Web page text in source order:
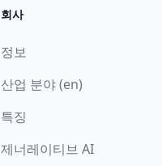
회사
정보
산업 분야 (en)
특징
제너레이티브 AI